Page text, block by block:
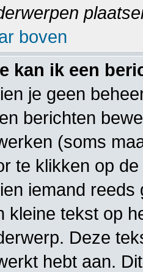
boven
kan ik een
je geen
berichten
(soms
te klikken op de
iemand
kleine tekst op
Deze
hebt aan.